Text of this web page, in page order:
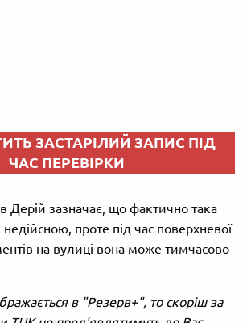
ЗАСТАРІЛИЙ ЗАПИС ПІД
ЧАС ПЕРЕВІРКИ
Дерій зазначає, що фактично така
проте під час поверхневої
на вулиці вона може тимчасово
в "Резерв+", то скоріш за